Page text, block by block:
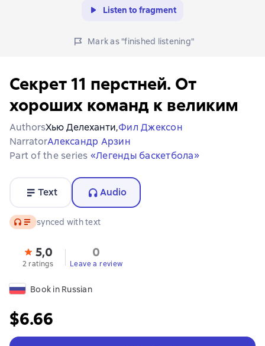
Listen to fragment
Mark as "finished listening"
Секрет 11 перстней. От
хороших команд к великим
AuthorsХью Делеханти,Фил Джексон
NarratorАлександр Арзин
Part of the series «Легенды баскетбола»
Text Audio
Audio synced with text
5,0
2 ratings
0
Leave a review
Book in Russian
$6.66